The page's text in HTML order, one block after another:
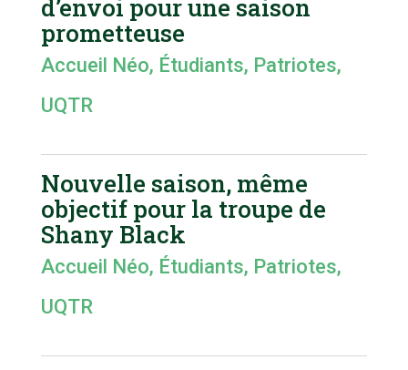
d’envoi pour une saison
prometteuse
Accueil Néo, Étudiants, Patriotes,
UQTR
Nouvelle saison, même
objectif pour la troupe de
Shany Black
Accueil Néo, Étudiants, Patriotes,
UQTR